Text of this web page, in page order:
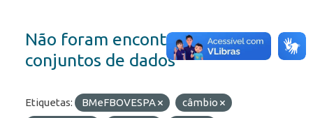
Não foram encontrados
conjuntos de dados
Etiquetas: BMeFBOVESPA
câmbio